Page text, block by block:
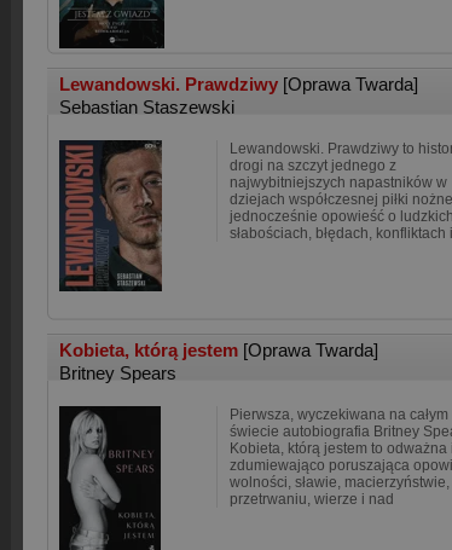
Lewandowski. Prawdziwy [Oprawa Twarda]
Sebastian Staszewski
Lewandowski. Prawdziwy to
drogi na szczyt jednego z
najwybitniejszych napastników w
dziejach współczesnej piłki
jednocześnie opowieść o ludzkich
słabościach, błędach, konfliktach i
Kobieta, którą jestem [Oprawa Twarda]
Britney Spears
Pierwsza, wyczekiwana na całym
świecie autobiografia Britney
Kobieta, którą jestem to odważna i
zdumiewająco poruszająca
wolności, sławie, macierzyństwie,
przetrwaniu, wierze i nad